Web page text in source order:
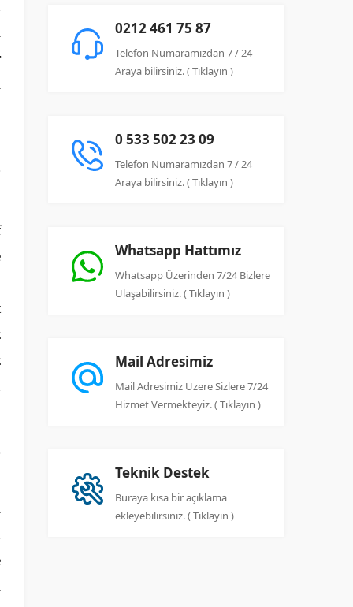
0212 461 75 87
Telefon Numaramızdan 7 / 24
Araya bilirsiniz. ( Tıklayın )
0 533 502 23 09
Telefon Numaramızdan 7 / 24
Araya bilirsiniz. ( Tıklayın )
Whatsapp Hattımız
Whatsapp Üzerinden 7/24 Bizlere
Ulaşabilirsiniz. ( Tıklayın )
Mail Adresimiz
Mail Adresimiz Üzere Sizlere 7/24
Hizmet Vermekteyiz. ( Tıklayın )
Teknik Destek
Buraya kısa bir açıklama
ekleyebilirsiniz. ( Tıklayın )